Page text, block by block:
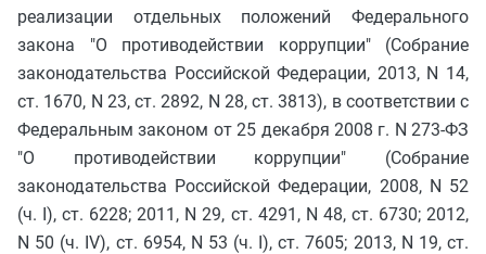
реализации отдельных положений Федерального
закона "О противодействии коррупции" (Собрание
законодательства Российской Федерации, 2013, N 14,
ст. 1670, N 23, ст. 2892, N 28, ст. 3813), в соответствии с
Федеральным законом от 25 декабря 2008 г. N 273-ФЗ
"О противодействии коррупции" (Собрание
законодательства Российской Федерации, 2008, N 52
(ч. I), ст. 6228; 2011, N 29, ст. 4291, N 48, ст. 6730; 2012,
N 50 (ч. IV), ст. 6954, N 53 (ч. I), ст. 7605; 2013, N 19, ст.